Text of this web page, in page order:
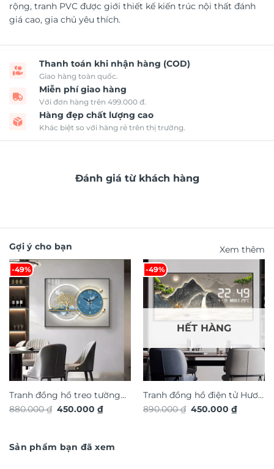
rộng, tranh PVC được giới thiết kế kiến trúc nội thất đánh
giá cao, gia chủ yêu thích.
Thanh toán khi nhận hàng (COD)
Giao hàng toàn quốc.
Miễn phí giao hàng
Với đơn hàng trên 499.000 đ.
Hàng đẹp chất lượng cao
Khác biệt so với hàng rẻ trên thị trường.
Đánh giá từ khách hàng
Gợi ý cho bạn Xem thêm
-49%
Tranh đồng hồ treo tường
Hươu tài lộc TG4936S
880.000₫ Giá
450.000₫Giá
-49%
HẾT HÀNG
Tranh đồng hồ điện tử Hươu
Tài Lộc TG4916S
890.000₫ Giá
450.000₫Giá
Sản phẩm bạn đã xem